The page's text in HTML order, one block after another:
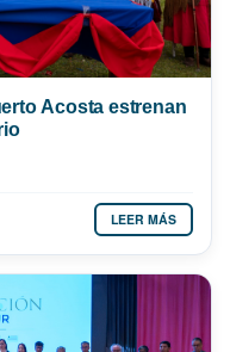
Acosta estrenan
LEER MÁS